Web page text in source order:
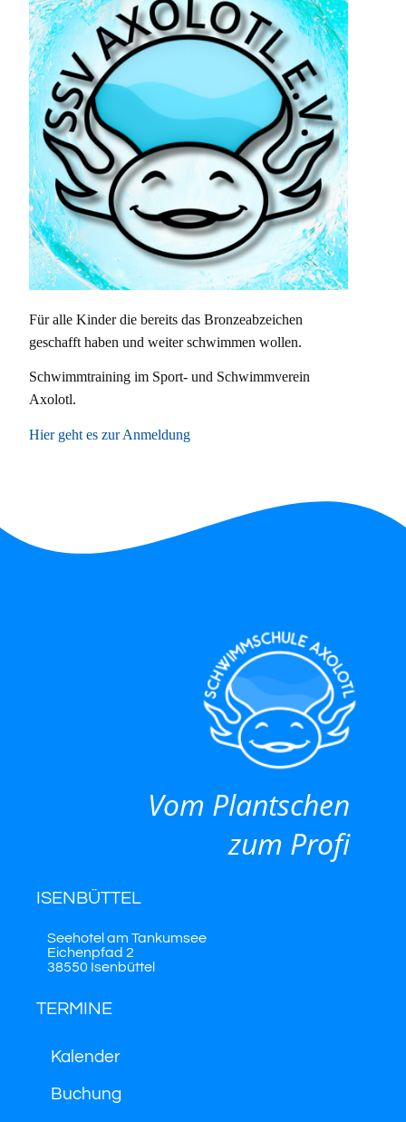
Für alle Kinder die bereits das Bronzeabzeichen
geschafft haben und weiter schwimmen wollen.
Schwimmtraining im Sport- und Schwimmverein
Axolotl.
Hier geht es zur Anmeldung
Vom Plantschen
zum Profi
ISENBÜTTEL
Seehotel am Tankumsee
Eichenpfad 2
38550 Isenbüttel
TERMINE
Kalender
Buchung